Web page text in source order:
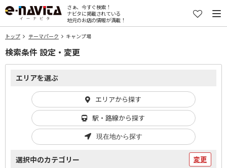
さぁ、今すぐ検索！
ナビタに掲載されている
地元のお店の情報が満載！
トップ テーマパーク キャンプ場
検索条件 設定・変更
エリアを選ぶ
エリアから探す
駅・路線から探す
現在地から探す
選択中のカテゴリー 変更